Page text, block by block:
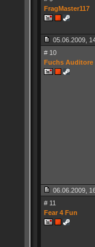
FragMaster117
05.06.2009,
# 10
Fuchs Auditore
06.06.2009,
# 11
Fear 4 Fun